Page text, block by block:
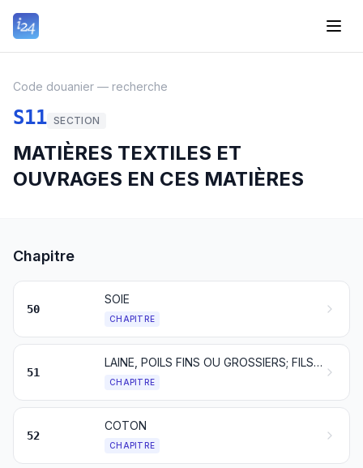
Code douanier — recherche
S11 SECTION
MATIÈRES TEXTILES ET
OUVRAGES EN CES MATIÈRES
Chapitre
50
SOIE
CHAPITRE
51
LAINE, POILS FINS OU GROSSIERS; FILS ET TISSUS DE CRIN
CHAPITRE
52
COTON
CHAPITRE